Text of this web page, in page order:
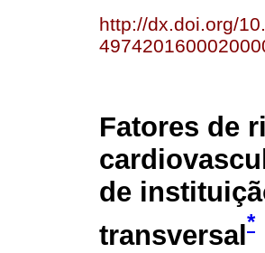
http://dx.doi.org/
Fatores de
de
transversal *